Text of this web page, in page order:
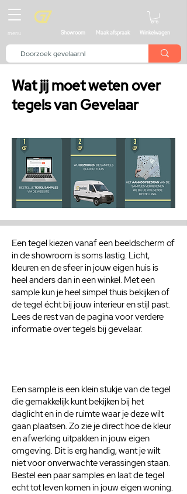
menu Showroom Maak afspraak Winkelwagen
Wat jij moet weten over
tegels van Gevelaar
Een tegel kiezen vanaf een beeldscherm of
in de showroom is soms lastig. Licht,
kleuren en de sfeer in jouw eigen huis is
heel anders dan in een winkel. Met een
sample kun je heel simpel thuis bekijken of
de tegel écht bij jouw interieur en stijl past.
Lees de rest van de pagina voor verdere
informatie over tegels bij gevelaar.
Een sample is een klein stukje van de tegel
die gemakkelijk kunt bekijken bij het
daglicht en in de ruimte waar je deze wilt
gaan plaatsen. Zo zie je direct hoe de kleur
en afwerking uitpakken in jouw eigen
omgeving. Dit is erg handig, want je wilt
niet voor onverwachte verassingen staan.
Bestel een paar samples en laat de tegel
echt tot leven komen in jouw eigen woning.